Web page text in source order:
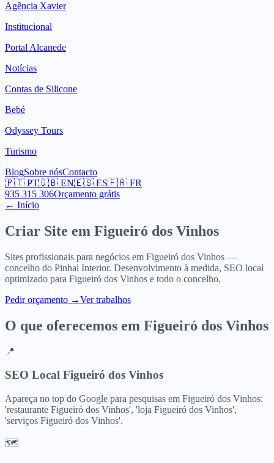
Agência Xavier
Institucional
Portal Alcanede
Notícias
Contas de Silicone
Bebé
Odyssey Tours
Turismo
BlogSobre nósContacto
🇵🇹 PT🇬🇧 EN🇪🇸 ES🇫🇷 FR
935 315 306Orçamento grátis
← Início
Criar Site em Figueiró dos Vinhos
Sites profissionais para negócios em Figueiró dos Vinhos —
concelho do Pinhal Interior. Desenvolvimento à medida, SEO local
optimizado para Figueiró dos Vinhos e todo o concelho.
Pedir orçamento →Ver trabalhos
O que oferecemos em Figueiró dos Vinhos
📍
SEO Local Figueiró dos Vinhos
Apareça no top do Google para pesquisas em Figueiró dos Vinhos:
'restaurante Figueiró dos Vinhos', 'loja Figueiró dos Vinhos',
'serviços Figueiró dos Vinhos'.
🗺️